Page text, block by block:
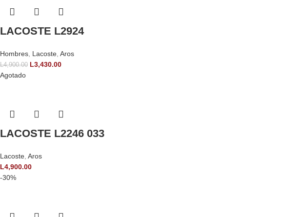
LACOSTE L2924
Hombres Lacoste Aros
L4,900.00 L3,430.00
Agotado
LACOSTE L2246 033
Lacoste Aros
L4,900.00
-30%